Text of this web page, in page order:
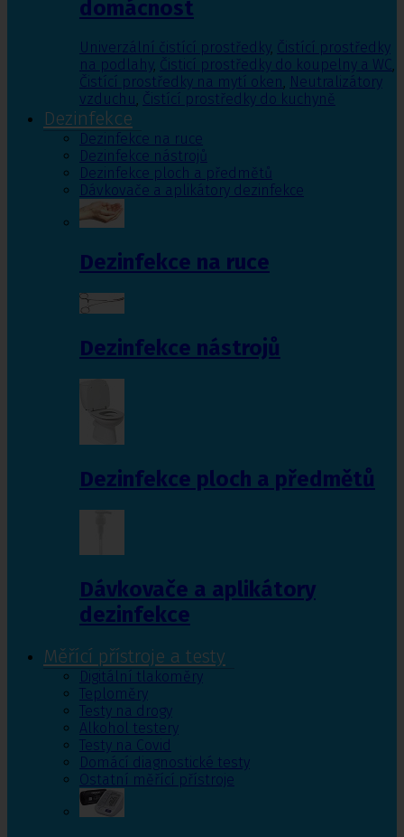
domácnost
Univerzální čistící prostředky, Čistící prostředky
na podlahy, Čisticí prostředky do koupelny a WC,
Čistící prostředky na mytí oken, Neutralizátory
vzduchu, Čistící prostředky do kuchyně
Dezinfekce
Dezinfekce na ruce
Dezinfekce nástrojů
Dezinfekce ploch a předmětů
Dávkovače a aplikátory dezinfekce
Dezinfekce na ruce
Dezinfekce nástrojů
Dezinfekce ploch a předmětů
Dávkovače a aplikátory
dezinfekce
Měřící přístroje a testy
Digitální tlakoměry
Teploměry
Testy na drogy
Alkohol testery
Testy na Covid
Domácí diagnostické testy
Ostatní měřící přístroje